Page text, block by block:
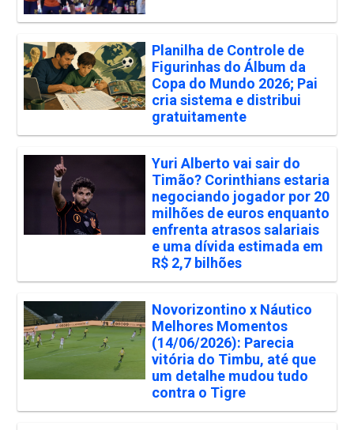
Planilha de Controle de
Figurinhas do Álbum da
Copa do Mundo 2026; Pai
cria sistema e distribui
gratuitamente
Yuri Alberto vai sair do
Timão? Corinthians estaria
negociando jogador por 20
milhões de euros enquanto
enfrenta atrasos salariais
e uma dívida estimada em
R$ 2,7 bilhões
Novorizontino x Náutico
Melhores Momentos
(14/06/2026): Parecia
vitória do Timbu, até que
um detalhe mudou tudo
contra o Tigre